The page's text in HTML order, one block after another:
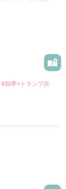
#四季×トランプ兵
、日に日に脅